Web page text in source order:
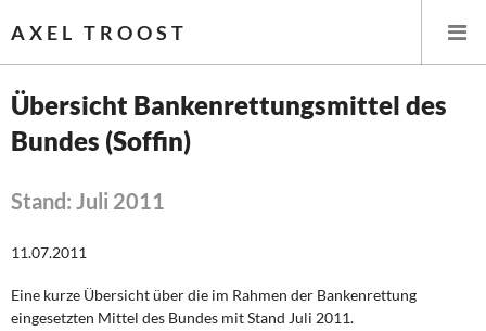
AXEL TROOST
Startseite
Themen
Leitlinien linker Wirtschafts- und Finanzpolitik
Wirtschaftspolitik
Übersicht Bankenrettungsmittel des
Bundes (Soffin)
Stand: Juli 2011
11.07.2011
Eine kurze Übersicht über die im Rahmen der Bankenrettung
eingesetzten Mittel des Bundes mit Stand Juli 2011.